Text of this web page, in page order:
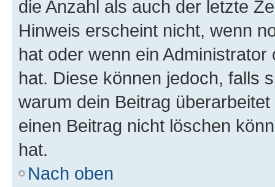
die Anzahl als auch der letzte
Hinweis erscheint nicht, wenn
hat oder wenn ein
hat. Diese können jedoch, falls
warum dein Beitrag
einen Beitrag nicht löschen
hat.
Nach oben